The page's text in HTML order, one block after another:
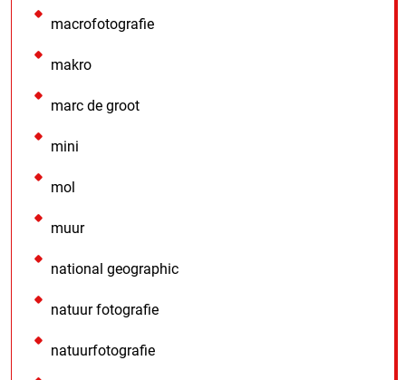
macrofotografie
makro
marc de groot
mini
mol
muur
national geographic
natuur fotografie
natuurfotografie